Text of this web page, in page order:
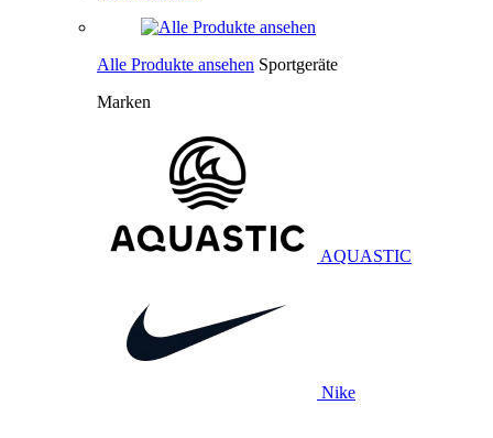
Alle Produkte ansehen Sportgeräte
Marken
AQUASTIC
Nike